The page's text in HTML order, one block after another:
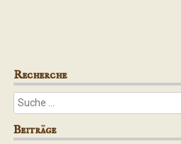
Recherche
Beiträge